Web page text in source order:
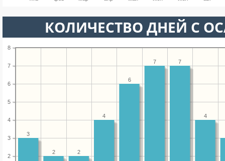
КОЛИЧЕСТВО ДНЕЙ С
2
3
4
5
6
7
8
4
7
7
6
4
2
2
3